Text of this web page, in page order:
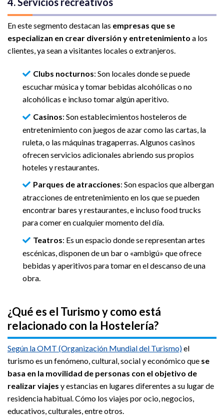
En este segmento destacan las empresas que se
especializan en crear diversión y entretenimiento a los
clientes, ya sean a visitantes locales o extranjeros.
Clubs nocturnos: Son locales donde se puede
escuchar música y tomar bebidas alcohólicas o no
alcohólicas e incluso tomar algún aperitivo.
Casinos: Son establecimientos hosteleros de
entretenimiento con juegos de azar como las cartas, la
ruleta, o las máquinas tragaperras. Algunos casinos
ofrecen servicios adicionales abriendo sus propios
hoteles y restaurantes.
Parques de atracciones: Son espacios que albergan
atracciones de entretenimiento en los que se pueden
encontrar bares y restaurantes, e incluso food trucks
para comer en cualquier momento del día.
Teatros: Es un espacio donde se representan artes
escénicas, disponen de un bar o «ambigú» que ofrece
bebidas y aperitivos para tomar en el descanso de una
obra.
¿Qué es el Turismo y como está
relacionado con la Hostelería?
Según la OMT (Organización Mundial del Turismo)el
turismo es un fenómeno, cultural, social y económico que se
basa en la movilidad de personas con el objetivo de
realizar viajes y estancias en lugares diferentes a su lugar de
residencia habitual. Cómo los viajes por ocio, negocios,
educativos, culturales, entre otros.